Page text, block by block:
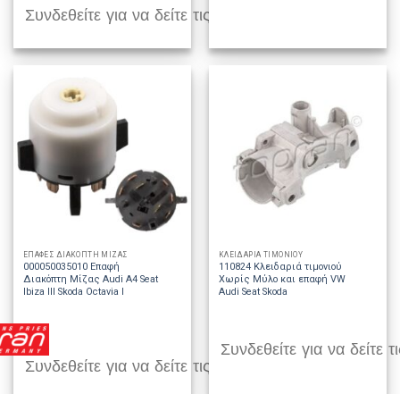
Συνδεθείτε για να δείτε τις τιμές
ΕΠΑΦΕΣ ΔΙΑΚΟΠΤΗ ΜΙΖΑΣ
000050035010 Επαφή
Διακόπτη Μίζας Audi A4 Seat
Ibiza III Skoda Octavia I
Συνδεθείτε για να δείτε τις τιμές
ΚΛΕΙΔΑΡΙΑ ΤΙΜΟΝΙΟΥ
110824 Κλειδαριά τιμονιού
Χωρίς Μύλο και επαφή VW
Audi Seat Skoda
Συνδεθείτε για να δείτε